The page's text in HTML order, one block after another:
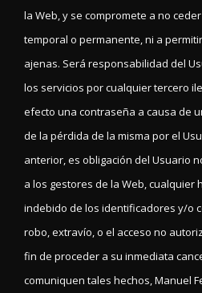
la Web, y se compromete a no
temporal o permanente, ni a
ajenas. Será responsabilidad del
los servicios por cualquier tercero
efecto una contraseña a causa de
de la pérdida de la misma por el
anterior, es obligación del Usuario
a los gestores de la Web, cualquier
indebido de los identificadores y/o
robo, extravío, o el acceso no
fin de proceder a su inmediata
comuniquen tales hechos, Manuel